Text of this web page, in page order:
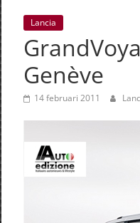
Italiaans
autonieuws
&
lifestyle
Lancia
Genève
14 februari 2011